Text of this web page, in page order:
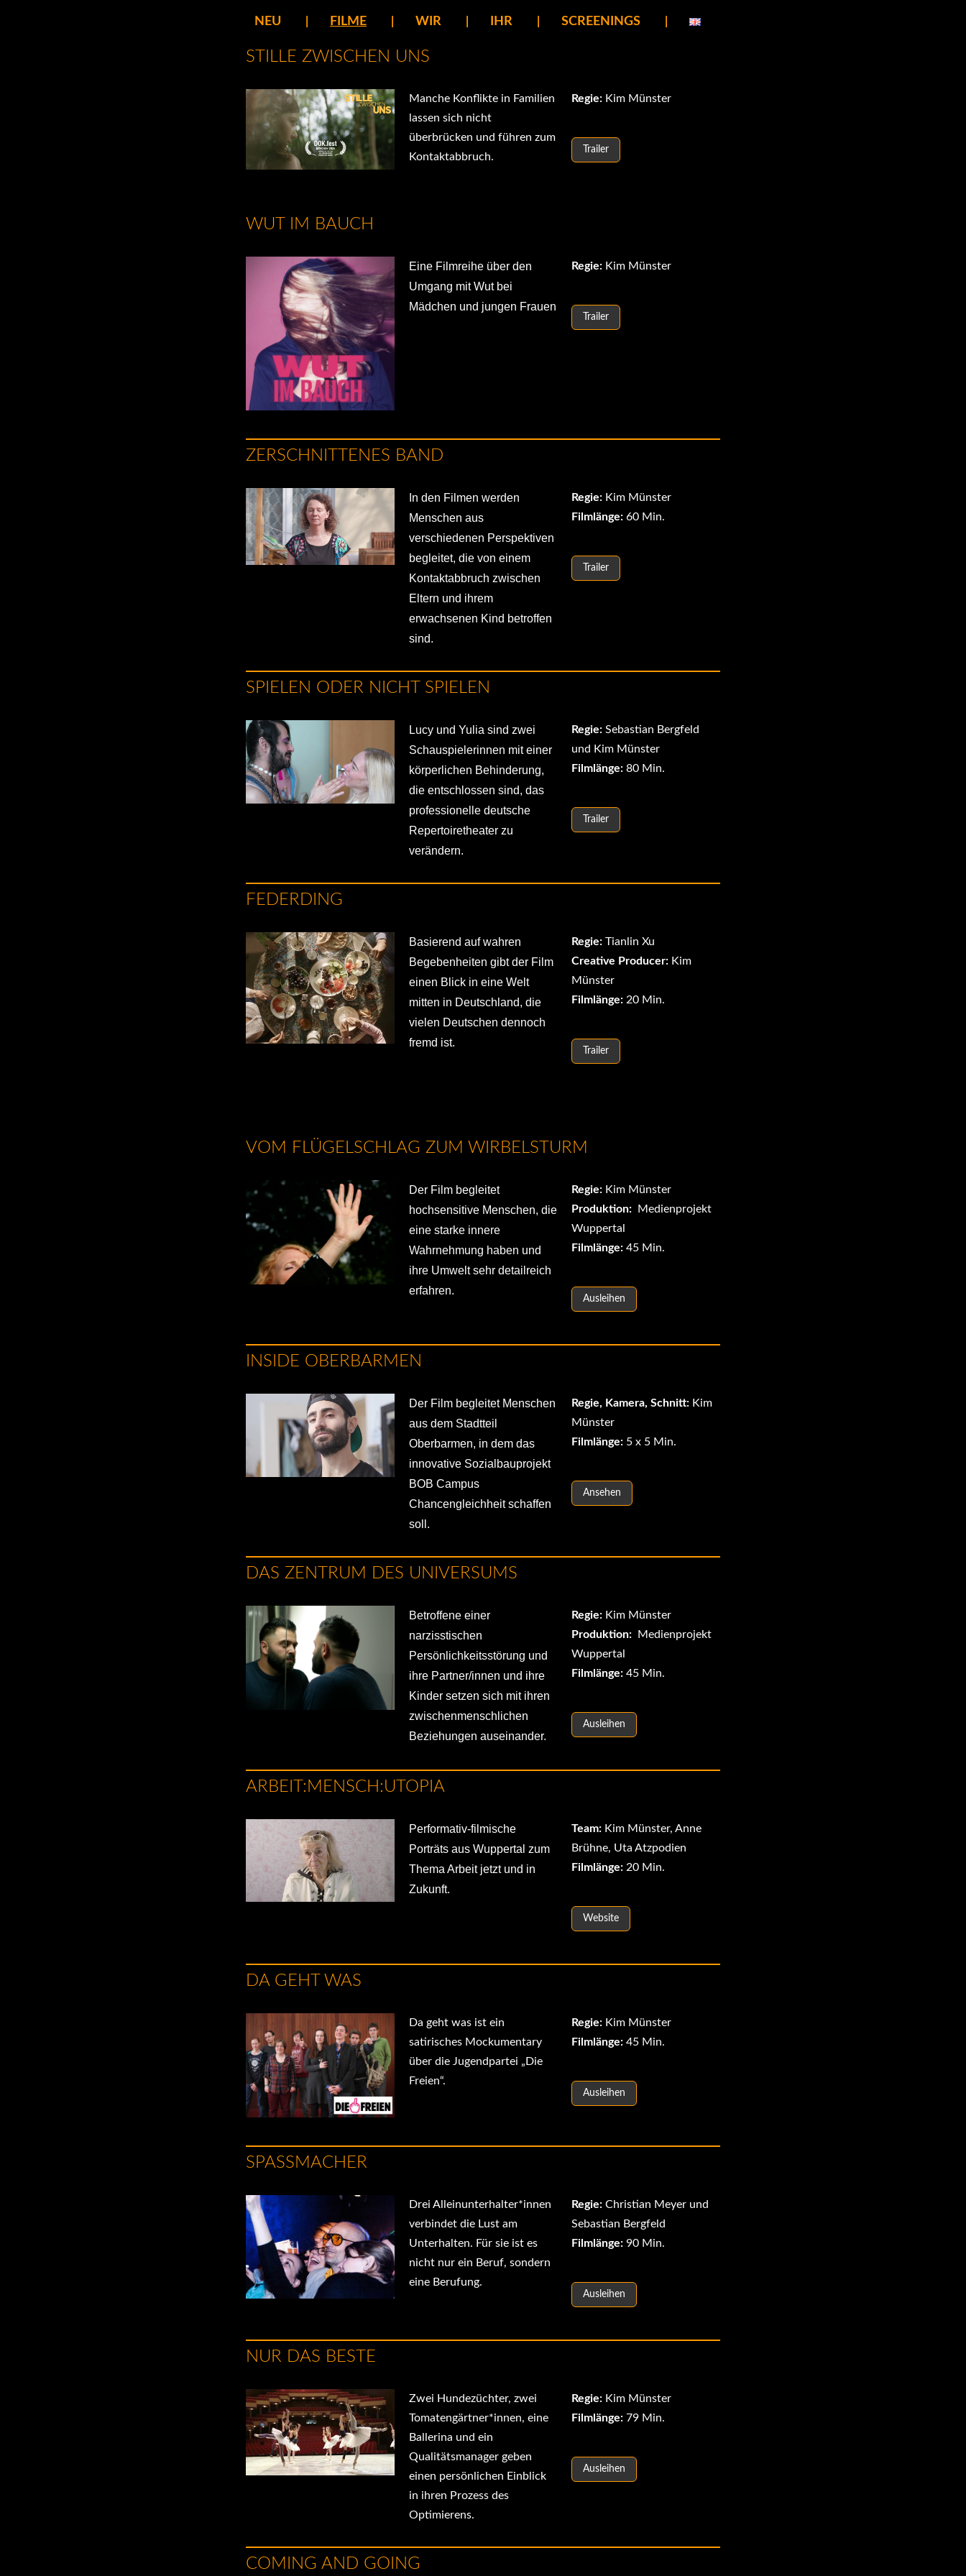
NEU FILME WIR IHR SCREENINGS
STILLE ZWISCHEN UNS
Manche Konflikte in Familien
lassen sich nicht
überbrücken und führen zum
Kontaktabbruch.
Regie: Kim Münster
Trailer
WUT IM BAUCH
Eine Filmreihe über den
Umgang mit Wut bei
Mädchen und jungen Frauen
Regie: Kim Münster
Trailer
ZERSCHNITTENES BAND
In den Filmen werden
Menschen aus
verschiedenen Perspektiven
begleitet, die von einem
Kontaktabbruch zwischen
Eltern und ihrem
erwachsenen Kind betroffen
sind.
Regie: Kim Münster
Filmlänge: 60 Min.
Trailer
SPIELEN ODER NICHT SPIELEN
Lucy und Yulia sind zwei
Schauspielerinnen mit einer
körperlichen Behinderung,
die entschlossen sind, das
professionelle deutsche
Repertoiretheater zu
verändern.
Regie: Sebastian Bergfeld
und Kim Münster
Filmlänge: 80 Min.
Trailer
FEDERDING
Basierend auf wahren
Begebenheiten gibt der Film
einen Blick in eine Welt
mitten in Deutschland, die
vielen Deutschen dennoch
fremd ist.
Regie: Tianlin Xu
Creative Producer: Kim
Münster
Filmlänge: 20 Min.
Trailer
VOM FLÜGELSCHLAG ZUM WIRBELSTURM
Der Film begleitet
hochsensitive Menschen, die
eine starke innere
Wahrnehmung haben und
ihre Umwelt sehr detailreich
erfahren.
Regie: Kim Münster
Produktion: Medienprojekt
Wuppertal
Filmlänge: 45 Min.
Ausleihen
INSIDE OBERBARMEN
Der Film begleitet Menschen
aus dem Stadtteil
Oberbarmen, in dem das
innovative Sozialbauprojekt
BOB Campus
Chancengleichheit schaffen
soll.
Regie, Kamera, Schnitt: Kim
Münster
Filmlänge: 5 x 5 Min.
Ansehen
DAS ZENTRUM DES UNIVERSUMS
Betroffene einer
narzisstischen
Persönlichkeitsstörung und
ihre Partner/innen und ihre
Kinder setzen sich mit ihren
zwischenmenschlichen
Beziehungen auseinander.
Regie: Kim Münster
Produktion: Medienprojekt
Wuppertal
Filmlänge: 45 Min.
Ausleihen
ARBEIT:MENSCH:UTOPIA
Performativ-filmische
Porträts aus Wuppertal zum
Thema Arbeit jetzt und in
Zukunft.
Team: Kim Münster, Anne
Brühne, Uta Atzpodien
Filmlänge: 20 Min.
Website
DA GEHT WAS
Da geht was ist ein
satirisches Mockumentary
über die Jugendpartei „Die
Freien“.
Regie: Kim Münster
Filmlänge: 45 Min.
Ausleihen
SPASSMACHER
Drei Alleinunterhalter*innen
verbindet die Lust am
Unterhalten. Für sie ist es
nicht nur ein Beruf, sondern
eine Berufung.
Regie: Christian Meyer und
Sebastian Bergfeld
Filmlänge: 90 Min.
Ausleihen
NUR DAS BESTE
Zwei Hundezüchter, zwei
Tomatengärtner*innen, eine
Ballerina und ein
Qualitätsmanager geben
einen persönlichen Einblick
in ihren Prozess des
Optimierens.
Regie: Kim Münster
Filmlänge: 79 Min.
Ausleihen
COMING AND GOING